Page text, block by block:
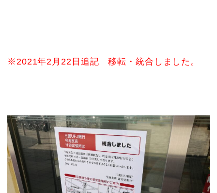
※2021年2月22日追記 移転・統合しました。